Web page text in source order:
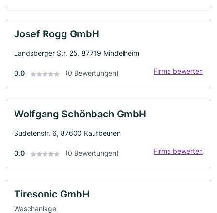
Josef Rogg GmbH
Landsberger Str. 25, 87719 Mindelheim
0.0 (0 Bewertungen) Firma bewerten
Wolfgang Schönbach GmbH
Sudetenstr. 6, 87600 Kaufbeuren
0.0 (0 Bewertungen) Firma bewerten
Tiresonic GmbH
Waschanlage